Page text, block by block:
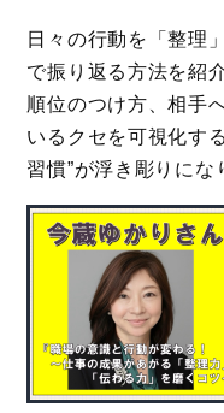
日々の行動を「整理
で振り返る方法を紹
順位のつけ方、相手
いるクセを可視化す
習慣”が浮き彫りにな